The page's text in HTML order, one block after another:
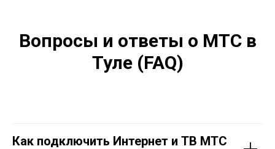
Вопросы и ответы о МТС в
Туле (FAQ)
Как подключить Интернет и ТВ МТС